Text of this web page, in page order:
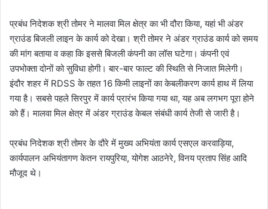
प्रबंध निदेशक श्री तोमर ने मालवा मिल क्षेत्र का भी दौरा किया, यहां भी अंडर
ग्राउंड बिजली लाइन के कार्य को देखा। श्री तोमर ने अंडर ग्राउंड कार्य को समय
की मांग बताया व कहा कि इससे बिजली कंपनी का लॉस घटेगा। कंपनी एवं
उपभोक्ता दोनों को सुविधा होगी। बार-बार फाल्ट की स्थिति से निजात मिलेगी।
इंदौर शहर में RDSS के तहत 16 किमी लाइनों का केबलीकरण कार्य हाथ में लिया
गया है। सबसे पहले सिरपुर में कार्य प्रारंभ किया गया था, यह अब लगभग पूरा होने
को हैं। मालवा मिल क्षेत्र में अंडर ग्राउंड केबल संबंधी कार्य तेजी से जारी है।
प्रबंध निदेशक श्री तोमर के दौरे में मुख्य अभियंता कार्य एसएल करवाड़िया,
कार्यपालन अभियंतागण केतन रायपुरिया, योगेश आठनेरे, विनय प्रताप सिंह आदि
मौजूद थे।